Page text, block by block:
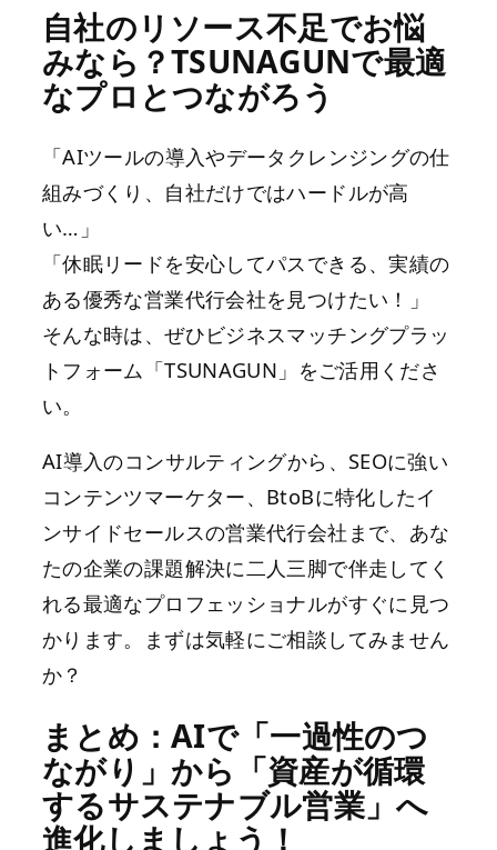
自社のリソース不足でお悩
みなら？TSUNAGUNで最適
なプロとつながろう
「AIツールの導入やデータクレンジングの仕
組みづくり、自社だけではハードルが高
い…」
「休眠リードを安心してパスできる、実績の
ある優秀な営業代行会社を見つけたい！」
そんな時は、ぜひビジネスマッチングプラッ
トフォーム「TSUNAGUN」をご活用くださ
い。
AI導入のコンサルティングから、SEOに強い
コンテンツマーケター、BtoBに特化したイ
ンサイドセールスの営業代行会社まで、あな
たの企業の課題解決に二人三脚で伴走してく
れる最適なプロフェッショナルがすぐに見つ
かります。まずは気軽にご相談してみません
か？
まとめ：AIで「一過性のつ
ながり」から「資産が循環
するサステナブル営業」へ
進化しましょう！